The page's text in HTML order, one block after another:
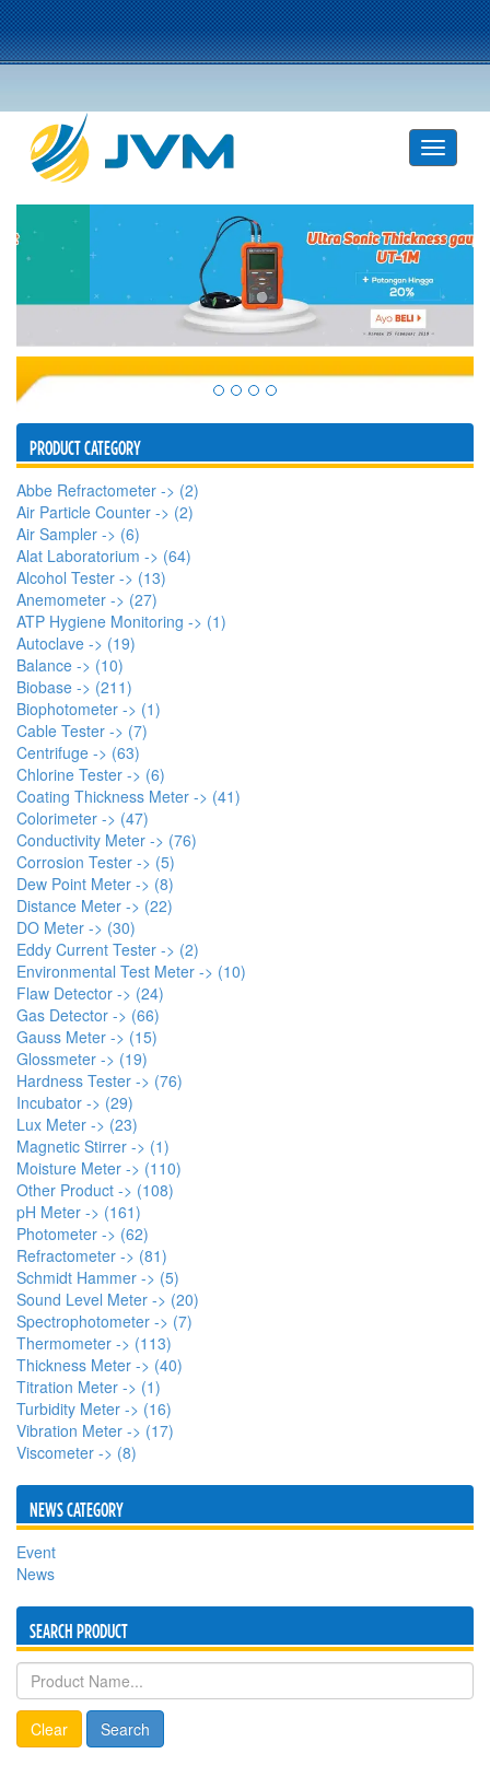
PRODUCT CATEGORY
Abbe Refractometer -> (2)
Air Particle Counter -> (2)
Air Sampler -> (6)
Alat Laboratorium -> (64)
Alcohol Tester -> (13)
Anemometer -> (27)
ATP Hygiene Monitoring -> (1)
Autoclave -> (19)
Balance -> (10)
Biobase -> (211)
Biophotometer -> (1)
Cable Tester -> (7)
Centrifuge -> (63)
Chlorine Tester -> (6)
Coating Thickness Meter -> (41)
Colorimeter -> (47)
Conductivity Meter -> (76)
Corrosion Tester -> (5)
Dew Point Meter -> (8)
Distance Meter -> (22)
DO Meter -> (30)
Eddy Current Tester -> (2)
Environmental Test Meter -> (10)
Flaw Detector -> (24)
Gas Detector -> (66)
Gauss Meter -> (15)
Glossmeter -> (19)
Hardness Tester -> (76)
Incubator -> (29)
Lux Meter -> (23)
Magnetic Stirrer -> (1)
Moisture Meter -> (110)
Other Product -> (108)
pH Meter -> (161)
Photometer -> (62)
Refractometer -> (81)
Schmidt Hammer -> (5)
Sound Level Meter -> (20)
Spectrophotometer -> (7)
Thermometer -> (113)
Thickness Meter -> (40)
Titration Meter -> (1)
Turbidity Meter -> (16)
Vibration Meter -> (17)
Viscometer -> (8)
NEWS CATEGORY
Event
News
SEARCH PRODUCT
Clear Search